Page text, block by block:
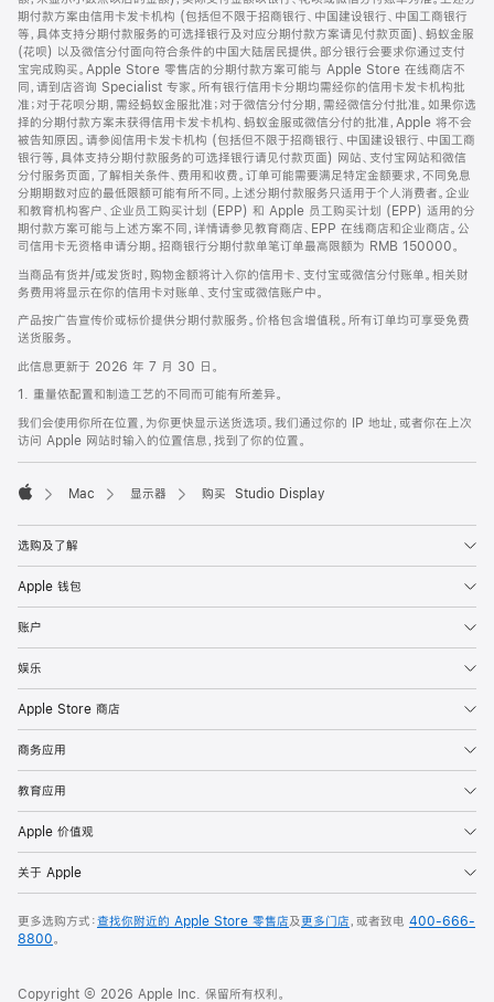
期付款方案由信用卡发卡机构 (包括但不限于招商银行、中国建设银行、中国工商银行
等，具体支持分期付款服务的可选择银行及对应分期付款方案请见付款页面)、蚂蚁金服
(花呗) 以及微信分付面向符合条件的中国大陆居民提供。部分银行会要求你通过支付
宝完成购买。Apple Store 零售店的分期付款方案可能与 Apple Store 在线商店不
同，请到店咨询 Specialist 专家。所有银行信用卡分期均需经你的信用卡发卡机构批
准；对于花呗分期，需经蚂蚁金服批准；对于微信分付分期，需经微信分付批准。如果你选
择的分期付款方案未获得信用卡发卡机构、蚂蚁金服或微信分付的批准，Apple 将不会
被告知原因。请参阅信用卡发卡机构 (包括但不限于招商银行、中国建设银行、中国工商
银行等，具体支持分期付款服务的可选择银行请见付款页面) 网站、支付宝网站和微信
分付服务页面，了解相关条件、费用和收费。订单可能需要满足特定金额要求，不同免息
分期期数对应的最低限额可能有所不同。上述分期付款服务只适用于个人消费者。企业
和教育机构客户、企业员工购买计划 (EPP) 和 Apple 员工购买计划 (EPP) 适用的分
期付款方案可能与上述方案不同，详情请参见教育商店、EPP 在线商店和企业商店。公
司信用卡无资格申请分期。招商银行分期付款单笔订单最高限额为 RMB 150000。
当商品有货并/或发货时，购物金额将计入你的信用卡、支付宝或微信分付账单。相关财
务费用将显示在你的信用卡对账单、支付宝或微信账户中。
产品按广告宣传价或标价提供分期付款服务。价格包含增值税。所有订单均可享受免费
送货服务。
此信息更新于 2026 年 7 月 30 日。
1. 重量依配置和制造工艺的不同而可能有所差异。
我们会使用你所在位置，为你更快显示送货选项。我们通过你的 IP 地址，或者你在上次
访问 Apple 网站时输入的位置信息，找到了你的位置。
Mac 显示器 购买 Studio Display
选购及了解
Apple 钱包
账户
娱乐
Apple Store 商店
商务应用
教育应用
Apple 价值观
关于 Apple
更多选购方式：查找你附近的 Apple Store 零售店及更多门店，或者致电 400-666-
8800。
Copyright © 2026 Apple Inc. 保留所有权利。